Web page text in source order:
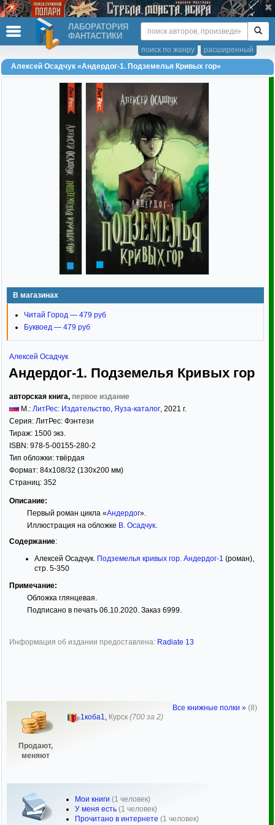
ЛАБОРАТОРИЯ
ФАНТАСТИКИ
расширенный
поиск по жанру
Алексей Осадчук «Андердог-1. Подземелья Кривых гор»
В магазинах
Читай Город — 479 руб
Буквоед — 479 руб
Алексей Осадчук
Андердог-1. Подземелья Кривых гор
авторская книга, первое издание
М.: ЛитРес: Издательство, Яуза-каталог, 2021 г.
Серия: ЛитРес: Фэнтези
Тираж: 1500 экз.
ISBN: 978-5-00155-280-2
Тип обложки: твёрдая
Формат: 84x108/32 (130x200 мм)
Страниц: 352
Описание:
Первый роман цикла «Андердог».
Иллюстрация на обложке В. Осадчук.
Содержание:
Алексей Осадчук. Подземелья кривых гор. Андердог-1 (роман),
стр. 5-350
Примечание:
Обложка глянцевая.
Подписано в печать 06.10.2020. Заказ 6999.
Информация об издании предоставлена: Radiate 13
Продают,
меняют
1коба1, Курск (700 за 2)
Мои книги (1 человек)
У меня есть (1 человек)
Прочитано в интернете (1 человек)
Все книжные полки » (8)